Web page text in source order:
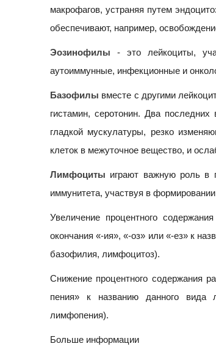
макрофагов, устраняя путем
обеспечивают, например,
Эозинофилы - это лейкоциты,
аутоиммунные, инфекционные и
Базофилы вместе с другими
гистамин, серотонин. Два
гладкой мускулатуры, резко
клеток в межуточное вещество, и
Лимфоциты играют важную роль в
иммунитета, участвуя в
Увеличение процентного
окончания «-ия», «-оз» или «-ез» к
базофилия, лимфоцитоз).
Снижение процентного содержания
пения» к названию данного вида
лимфопения).
Больше информации